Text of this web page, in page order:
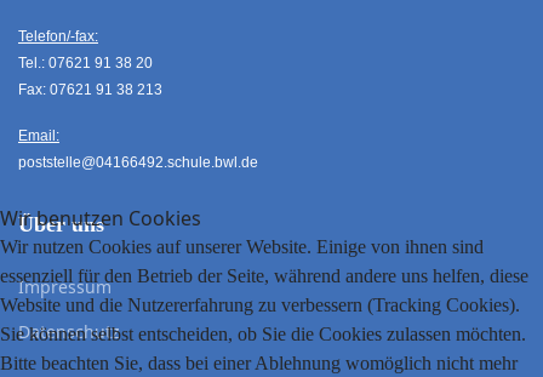
Telefon/-fax:
Tel.: 07621 91 38 20
Fax: 07621 91 38 213
Email:
poststelle@04166492.schule.bwl.de
Über uns
Impressum
Datenschutz
Wir benutzen Cookies
Wir nutzen Cookies auf unserer Website. Einige von ihnen sind
essenziell für den Betrieb der Seite, während andere uns helfen, diese
Website und die Nutzererfahrung zu verbessern (Tracking Cookies).
Sie können selbst entscheiden, ob Sie die Cookies zulassen möchten.
Bitte beachten Sie, dass bei einer Ablehnung womöglich nicht mehr